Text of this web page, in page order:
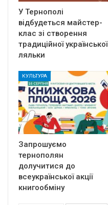
У Тернополі
відбудеться майстер-
клас зі створення
традиційної української
ляльки
КУЛЬТУРА
Запрошуємо
тернополян
долучитися до
всеукраїнської акції
книгообміну